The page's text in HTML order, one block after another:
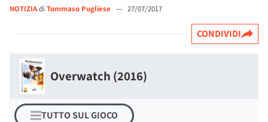
NOTIZIAdi Tommaso Pugliese — 27/07/2017
CONDIVIDI
Overwatch (2016)
TUTTO SUL GIOCO